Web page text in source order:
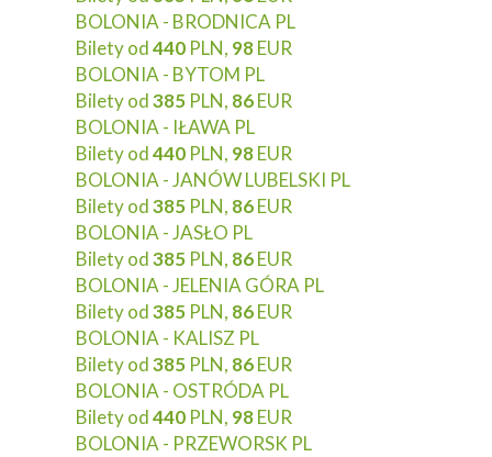
BOLONIA - BRODNICA PL
Bilety od440 PLN, 98EUR
BOLONIA - BYTOM PL
Bilety od385 PLN, 86EUR
BOLONIA - IŁAWA PL
Bilety od440 PLN, 98EUR
BOLONIA - JANÓW LUBELSKI PL
Bilety od385 PLN, 86EUR
BOLONIA - JASŁO PL
Bilety od385 PLN, 86EUR
BOLONIA - JELENIA GÓRA PL
Bilety od385 PLN, 86EUR
BOLONIA - KALISZ PL
Bilety od385 PLN, 86EUR
BOLONIA - OSTRÓDA PL
Bilety od440 PLN, 98EUR
BOLONIA - PRZEWORSK PL